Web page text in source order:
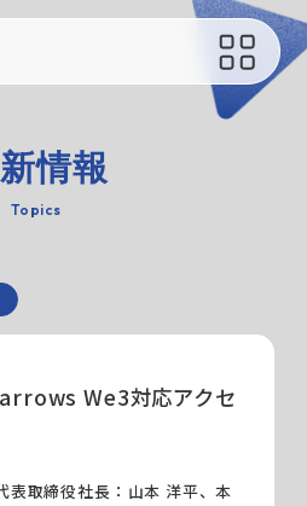
サポート
メディア
情報
Topics
We3対応アクセ
表取締役社長：山本 洋平、本